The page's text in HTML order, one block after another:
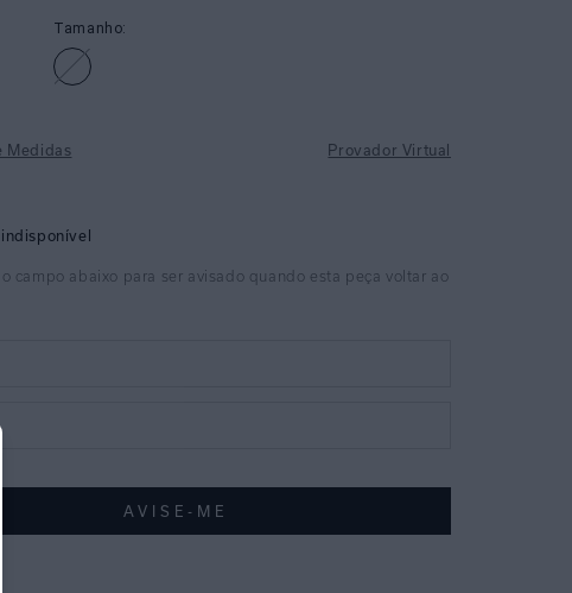
Tamanho:
Medidas Provador Virtual